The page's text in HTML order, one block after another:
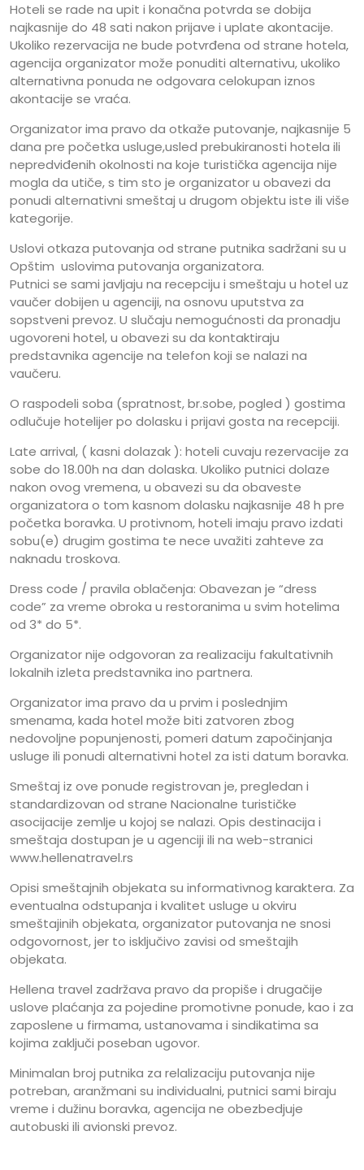
Hoteli se rade na upit i konačna potvrda se dobija
najkasnije do 48 sati nakon prijave i uplate akontacije.
Ukoliko rezervacija ne bude potvrđena od strane hotela,
agencija organizator može ponuditi alternativu, ukoliko
alternativna ponuda ne odgovara celokupan iznos
akontacije se vraća.
Organizator ima pravo da otkaže putovanje, najkasnije 5
dana pre početka usluge,usled prebukiranosti hotela ili
nepredviđenih okolnosti na koje turistička agencija nije
mogla da utiče, s tim sto je organizator u obavezi da
ponudi alternativni smeštaj u drugom objektu iste ili više
kategorije.
Uslovi otkaza putovanja od strane putnika sadržani su u
Opštim uslovima putovanja organizatora.
Putnici se sami javljaju na recepciju i smeštaju u hotel uz
vaučer dobijen u agenciji, na osnovu uputstva za
sopstveni prevoz. U slučaju nemogućnosti da pronadju
ugovoreni hotel, u obavezi su da kontaktiraju
predstavnika agencije na telefon koji se nalazi na
vaučeru.
O raspodeli soba (spratnost, br.sobe, pogled ) gostima
odlučuje hotelijer po dolasku i prijavi gosta na recepciji.
Late arrival, ( kasni dolazak ): hoteli cuvaju rezervacije za
sobe do 18.00h na dan dolaska. Ukoliko putnici dolaze
nakon ovog vremena, u obavezi su da obaveste
organizatora o tom kasnom dolasku najkasnije 48 h pre
početka boravka. U protivnom, hoteli imaju pravo izdati
sobu(e) drugim gostima te nece uvažiti zahteve za
naknadu troskova.
Dress code / pravila oblačenja: Obavezan je “dress
code” za vreme obroka u restoranima u svim hotelima
od 3* do 5*.
Organizator nije odgovoran za realizaciju fakultativnih
lokalnih izleta predstavnika ino partnera.
Organizator ima pravo da u prvim i poslednjim
smenama, kada hotel može biti zatvoren zbog
nedovoljne popunjenosti, pomeri datum započinjanja
usluge ili ponudi alternativni hotel za isti datum boravka.
Smeštaj iz ove ponude registrovan je, pregledan i
standardizovan od strane Nacionalne turističke
asocijacije zemlje u kojoj se nalazi. Opis destinacija i
smeštaja dostupan je u agenciji ili na web-stranici
www.hellenatravel.rs
Opisi smeštajnih objekata su informativnog karaktera. Za
eventualna odstupanja i kvalitet usluge u okviru
smeštajinih objekata, organizator putovanja ne snosi
odgovornost, jer to isključivo zavisi od smeštajih
objekata.
Hellena travel zadržava pravo da propiše i drugačije
uslove plaćanja za pojedine promotivne ponude, kao i za
zaposlene u firmama, ustanovama i sindikatima sa
kojima zaključi poseban ugovor.
Minimalan broj putnika za relalizaciju putovanja nije
potreban, aranžmani su individualni, putnici sami biraju
vreme i dužinu boravka, agencija ne obezbedjuje
autobuski ili avionski prevoz.